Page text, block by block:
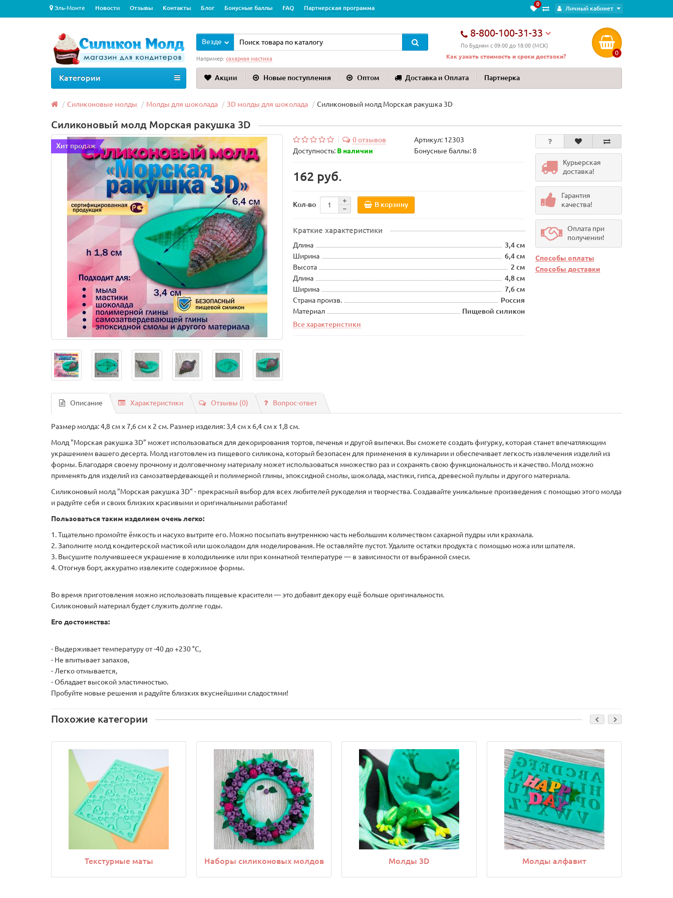
0
Личный кабинет
Эль-Монте Новости Отзывы Контакты Блог Бонусные баллы FAQ Партнерская программа
8-800-100-31-33
По Будням с 09:00 до 18:00 (МСК)
Как узнать стоимость и сроки доставки?
0
Везде
Например: сахарная мастика
Акции Новые поступления Оптом Доставка и Оплата Партнерка
Категории
Силиконовые молды Молды для шоколада 3D молды для шоколада Силиконовый молд Морская ракушка 3D
Силиконовый молд Морская ракушка 3D
Хит продаж
0 отзывов Артикул: 12303
Доступность: В наличии Бонусные баллы: 8
162 руб.
Кол-во В корзину
Краткие характеристики
Длина
3,4 см
Ширина
6,4 см
Высота
2 см
Длина
4,8 см
Ширина
7,6 см
Страна произв.
Россия
Материал
Пищевой силикон
Все характеристики
Курьерская
доставка!
Гарантия
качества!
Оплата при
получении!
Способы оплаты
Способы доставки
Описание Характеристики Отзывы (0) Вопрос-ответ
Размер молда: 4,8 см х 7,6 см х 2 см. Размер изделия: 3,4 см х 6,4 см х 1,8 см.
Молд "Морская ракушка 3D" может использоваться для декорирования тортов, печенья и другой выпечки. Вы сможете создать фигурку, которая станет впечатляющим
украшением вашего десерта. Молд изготовлен из пищевого силикона, который безопасен для применения в кулинарии и обеспечивает легкость извлечения изделий из
формы. Благодаря своему прочному и долговечному материалу может использоваться множество раз и сохранять свою функциональность и качество. Молд можно
применять для изделий из самозатвердевающей и полимерной глины, эпоксидной смолы, шоколада, мастики, гипса, древесной пульпы и другого материала.
Силиконовый молд "Морская ракушка 3D" - прекрасный выбор для всех любителей рукоделия и творчества. Создавайте уникальные произведения с помощью этого молда
и радуйте себя и своих близких красивыми и оригинальными работами!
Пользоваться таким изделием очень легко:
1. Тщательно промойте ёмкость и насухо вытрите его. Можно посыпать внутреннюю часть небольшим количеством сахарной пудры или крахмала.
2. Заполните молд кондитерской мастикой или шоколадом для моделирования. Не оставляйте пустот. Удалите остатки продукта с помощью ножа или шпателя.
3. Высушите получившееся украшение в холодильнике или при комнатной температуре — в зависимости от выбранной смеси.
4. Отогнув борт, аккуратно извлеките содержимое формы.
Во время приготовления можно использовать пищевые красители — это добавит декору ещё больше оригинальности.
Силиконовый материал будет служить долгие годы.
Его достоинства:
- Выдерживает температуру от -40 до +230 °C,
- Не впитывает запахов,
- Легко отмывается,
- Обладает высокой эластичностью.
Пробуйте новые решения и радуйте близких вкуснейшими сладостями!
Похожие категории
Текстурные маты Наборы силиконовых молдов Молды 3D Молды алфавит